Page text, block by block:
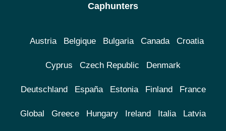
Caphunters
Austria Belgique Bulgaria Canada Croatia
Cyprus Czech Republic Denmark
Deutschland España Estonia Finland France
Global Greece Hungary Ireland Italia Latvia